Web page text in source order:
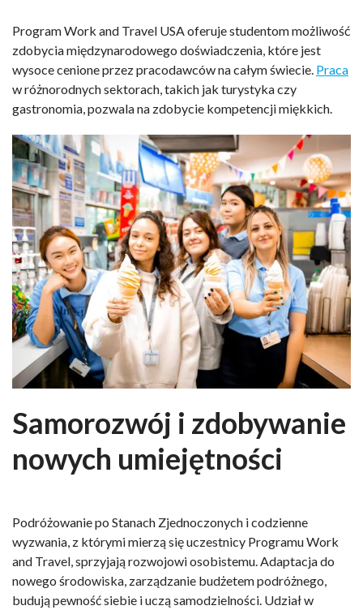
Program Work and Travel USA oferuje studentom możliwość
zdobycia międzynarodowego doświadczenia, które jest
wysoce cenione przez pracodawców na całym świecie. Praca
w różnorodnych sektorach, takich jak turystyka czy
gastronomia, pozwala na zdobycie kompetencji miękkich.
Samorozwój i zdobywanie
nowych umiejętności
Podróżowanie po Stanach Zjednoczonych i codzienne
wyzwania, z którymi mierzą się uczestnicy Programu Work
and Travel, sprzyjają rozwojowi osobistemu. Adaptacja do
nowego środowiska, zarządzanie budżetem podróżnego,
budują pewność siebie i uczą samodzielności. Udział w